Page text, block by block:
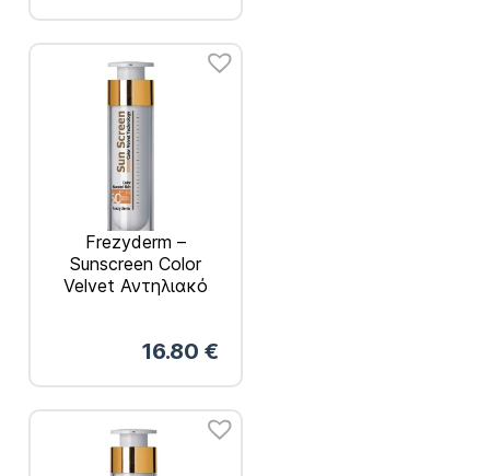
Frezyderm –
Sunscreen Color
Velvet Αντηλιακό
16.80 €